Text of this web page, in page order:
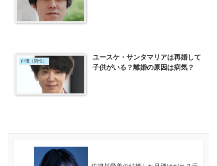
俳優（男性）
ユースケ・サンタマリアは再婚して
子供がいる？離婚の原因は病気？